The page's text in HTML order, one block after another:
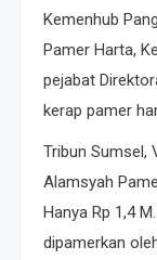
Kemenhub
Pamer Harta,
pejabat
kerap pamer
Tribun Sumsel,
Alamsyah
Hanya Rp 1,4
dipamerkan